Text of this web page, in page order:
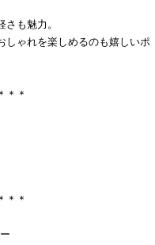
も魅力。
しゃれを楽しめるのも嬉しいポ
＊＊
＊＊